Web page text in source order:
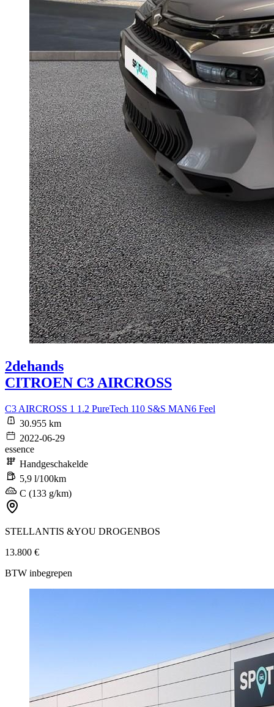
2dehands
CITROEN C3 AIRCROSS
C3 AIRCROSS 1 1.2 PureTech 110 S&S MAN6 Feel
30.955 km
2022-06-29
essence
Handgeschakelde
5,9 l/100km
C (133 g/km)
STELLANTIS &YOU DROGENBOS
13.800 €
BTW inbegrepen